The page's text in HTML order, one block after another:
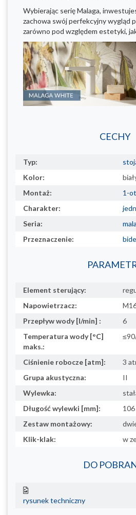
Wybierając serię Malaga,
zachowa swój perfekcyjny wygląd
zarówno pod względem estetyki,
CECHY
Typ:
Kolor:
Montaż:
1-
Charakter:
Seria:
Przeznaczenie:
Element sterujący:
Napowietrzacz:
Przepływ wody [l/min] :
6
Temperatura wody [°C]
maks.:
Ciśnienie robocze [atm]:
3
Grupa akustyczna:
II
Wylewka:
Długość wylewki [mm]:
106
Zestaw montażowy:
Klik-klak:
w
DO
rysunek techniczny